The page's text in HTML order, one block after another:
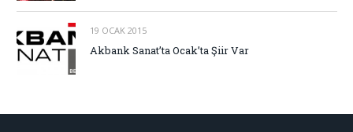
19 OCAK 2015
Akbank Sanat’ta Ocak’ta Şiir Var